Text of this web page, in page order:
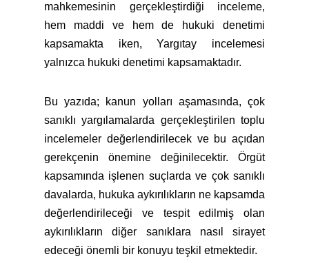
mahkemesinin gerçekleştirdiği inceleme,
hem maddi ve hem de hukuki denetimi
kapsamakta iken, Yargıtay incelemesi
yalnızca hukuki denetimi kapsamaktadır.
Bu yazıda; kanun yolları aşamasında, çok
sanıklı yargılamalarda gerçekleştirilen toplu
incelemeler değerlendirilecek ve bu açıdan
gerekçenin önemine değinilecektir. Örgüt
kapsamında işlenen suçlarda ve çok sanıklı
davalarda, hukuka aykırılıkların ne kapsamda
değerlendirileceği ve tespit edilmiş olan
aykırılıkların diğer sanıklara nasıl sirayet
edeceği önemli bir konuyu teşkil etmektedir.